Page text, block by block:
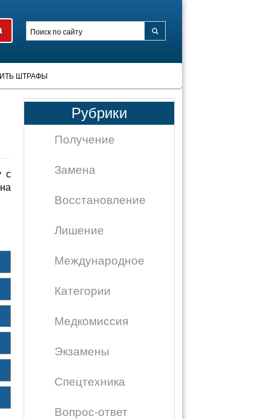
ШТРАФЫ
с
Рубрики
Получение
Замена
Восстановление
Лишение
Международное
Категории
Медкомиссия
Экзамены
Спецтехника
Вопрос-ответ